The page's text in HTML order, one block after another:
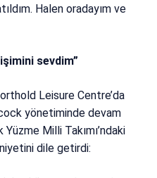
Halen oradayım ve
sevdim”
Leisure Centre’da
yönetiminde devam
Milli Takımı’ndaki
dile getirdi: